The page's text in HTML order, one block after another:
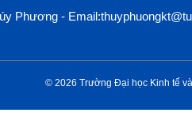
Phương -
© 2026 Trường Đại học Kinh tế